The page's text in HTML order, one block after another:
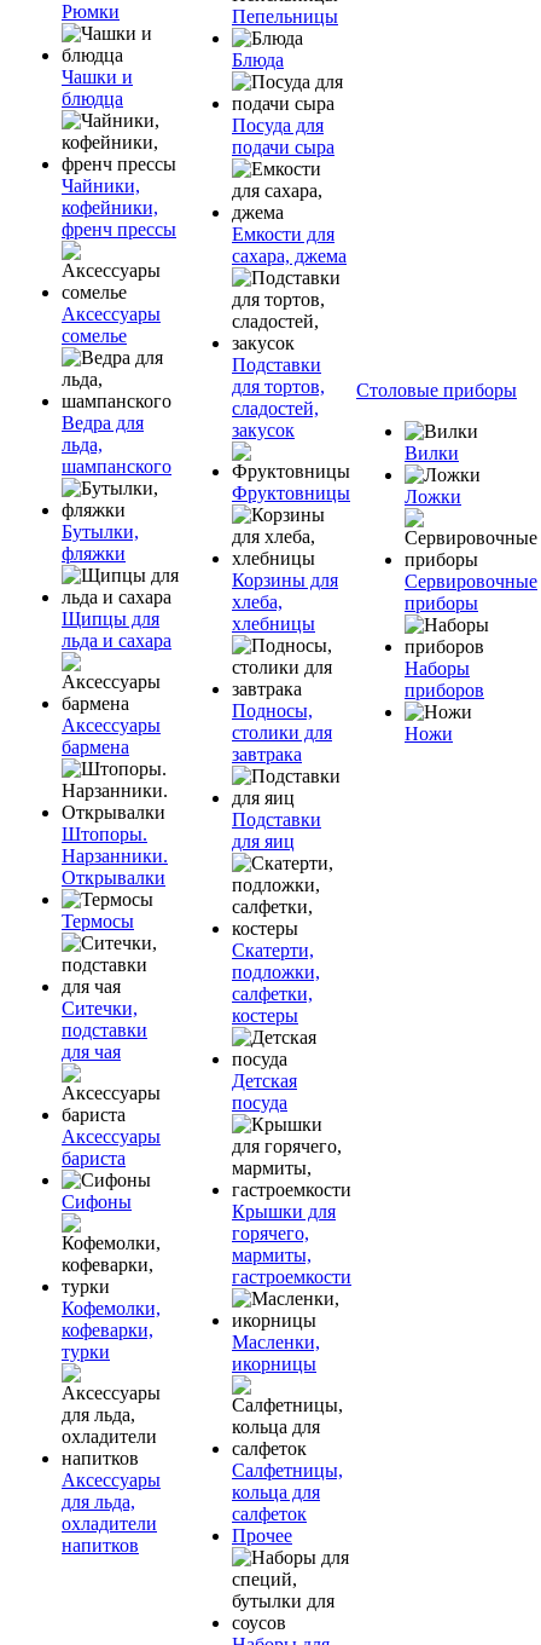
Рюмки
Чашки и
блюдца
Чайники,
кофейники,
френч прессы
Аксессуары
сомелье
Ведра для
льда,
шампанского
Бутылки,
фляжки
Щипцы для
льда и сахара
Аксессуары
бармена
Штопоры.
Нарзанники.
Открывалки
Термосы
Ситечки,
подставки
для чая
Аксессуары
бариста
Сифоны
Кофемолки,
кофеварки,
турки
Аксессуары
для льда,
охладители
напитков
Пепельницы
Блюда
Посуда для
подачи сыра
Емкости для
сахара, джема
Подставки
для тортов,
сладостей,
закусок
Фруктовницы
Корзины для
хлеба,
хлебницы
Подносы,
столики для
завтрака
Подставки
для яиц
Скатерти,
подложки,
салфетки,
костеры
Детская
посуда
Крышки для
горячего,
мармиты,
гастроемкости
Масленки,
икорницы
Салфетницы,
кольца для
салфеток
Прочее
Столовые приборы
Вилки
Ложки
Сервировочные
приборы
Наборы
приборов
Ножи